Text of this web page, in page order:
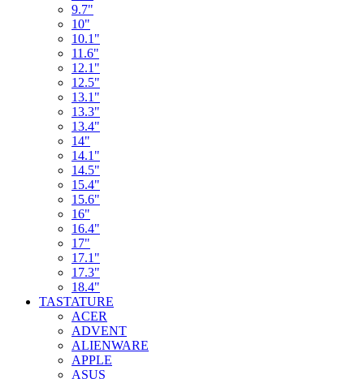
9.7"
10"
10.1"
11.6"
12.1"
12.5"
13.1"
13.3"
13.4"
14"
14.1"
14.5"
15.4"
15.6"
16"
16.4"
17"
17.1"
17.3"
18.4"
TASTATURE
ACER
ADVENT
ALIENWARE
APPLE
ASUS